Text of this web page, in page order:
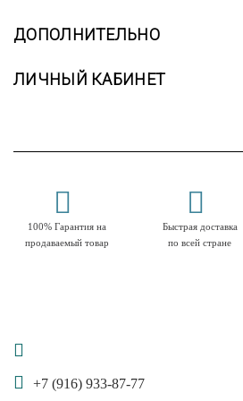
ДОПОЛНИТЕЛЬНО
ЛИЧНЫЙ КАБИНЕТ
100% Гарантия на
продаваемый товар
Быстрая доставка
по всей стране
+7 (916) 933-87-77